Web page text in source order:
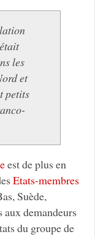
les
et
petits
est de plus en
Etats-membres
Suède,
demandeurs
du groupe de